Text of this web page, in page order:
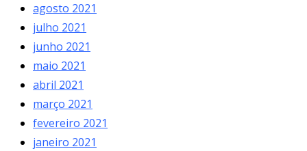
agosto 2021
julho 2021
junho 2021
maio 2021
abril 2021
março 2021
fevereiro 2021
janeiro 2021